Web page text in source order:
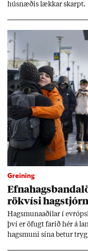
hús­næð­is lækk­ar skarpt.
Greining
rök­vísi
Hags­muna­að­il­ar í
því er öf­ugt far­ið hér á
hags­muni sína bet­ur